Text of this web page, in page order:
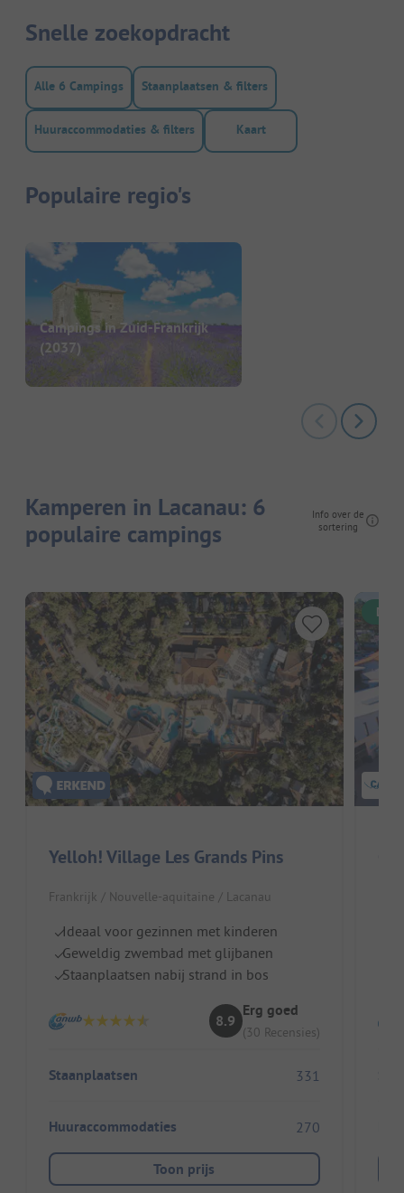
Snelle zoekopdracht
Alle 6 Campings Staanplaatsen & filters
Huuraccommodaties & filters Kaart
Populaire regio's
Campings in Zuid-Frankrijk
(2037)
Kamperen in Lacanau: 6
populaire campings
Info over de
sortering
Yelloh! Village Les Grands Pins
Frankrijk / Nouvelle-aquitaine / Lacanau
Ideaal voor gezinnen met kinderen
Geweldig zwembad met glijbanen
Staanplaatsen nabij strand in bos
8.9
Erg goed
(30 Recensies)
Staanplaatsen 331
Huuraccommodaties 270
Toon prijs